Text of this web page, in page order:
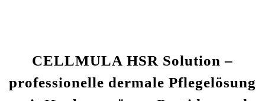
CELLMULA HSR Solution –
professionelle dermale Pflegelösung